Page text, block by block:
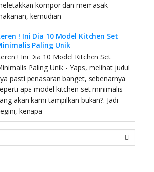
kompor dan memasak
kemudian
! Ini Dia 10 Model Kitchen Set
Paling Unik
! Ini Dia 10 Model Kitchen Set
Paling Unik - Yaps, melihat judul
pasti penasaran banget, sebenarnya
apa model kitchen set minimalis
akan kami tampilkan bukan?. Jadi
kenapa